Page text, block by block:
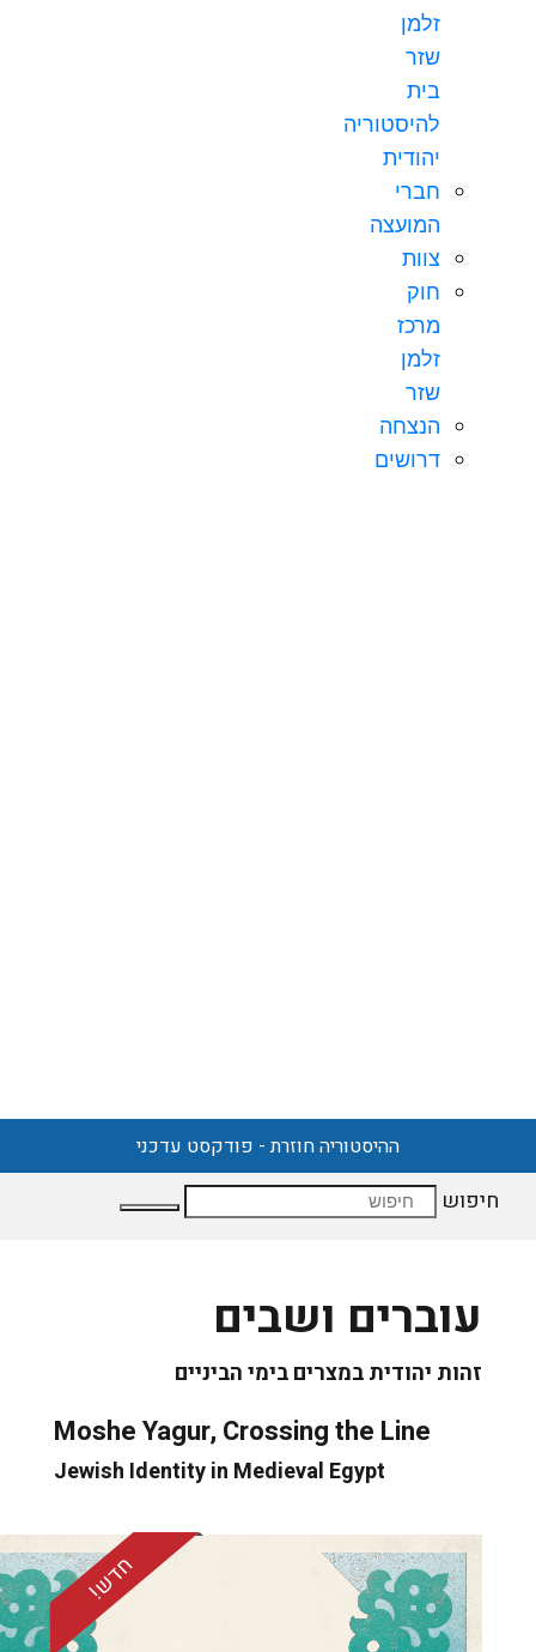
זלמן
שזר
בית
להיסטוריה
יהודית
חברי
המועצה
צוות
חוק
מרכז
זלמן
שזר
הנצחה
דרושים
ההיסטוריה חוזרת - פודקסט עדכני
חיפוש
עוברים ושבים
זהות יהודית במצרים בימי הביניים
Moshe Yagur, Crossing the Line
Jewish Identity in Medieval Egypt
חדש!